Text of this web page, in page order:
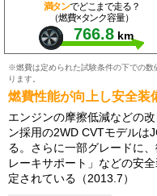
満タンでどこまで走る？
（燃費×タンク容量）
766.8 km
※燃費は定められた試験条件の下での数
ります。
燃費性能が向上し安全装
エンジンの摩擦低減などの
ン採用の2WD CVTモデルは
る。さらに一部グレードに
レーキサポート」などの安
定されている（2013.7）